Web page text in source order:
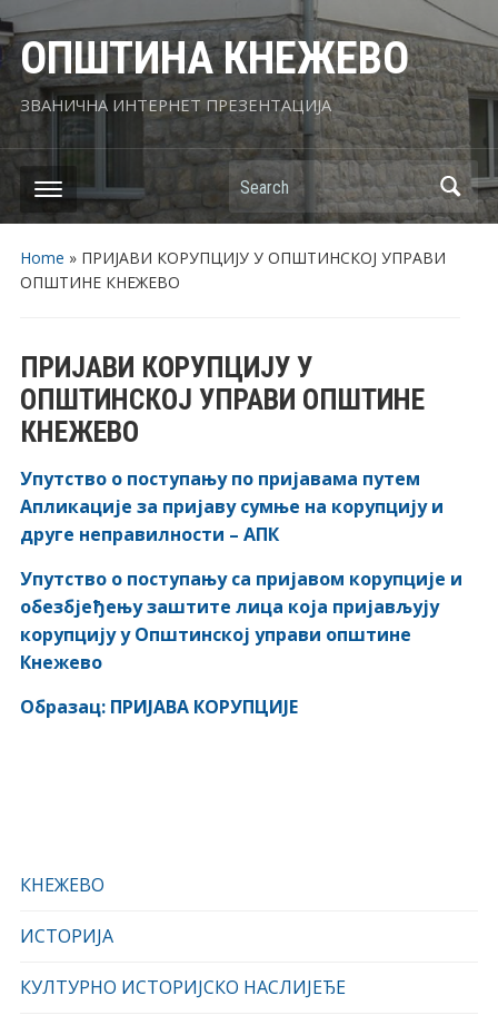
ОПШТИНА КНЕЖЕВО
ЗВАНИЧНА ИНТЕРНЕТ ПРЕЗЕНТАЦИЈА
Search
Home » ПРИЈАВИ КОРУПЦИЈУ У ОПШТИНСКОЈ УПРАВИ
ОПШТИНЕ КНЕЖЕВО
КНЕЖЕВО
ИСТОРИЈА
КУЛТУРНО ИСТОРИЈСКО НАСЛИЈЕЂЕ
ПРИЈАВИ КОРУПЦИЈУ У
ОПШТИНСКОЈ УПРАВИ ОПШТИНЕ
КНЕЖЕВО
Упутство о поступању по пријавама путем
Апликације за пријаву сумње на корупцију и
друге неправилности – АПК
Упутство о поступању са пријавом корупције и
обезбјеђењу заштите лица која пријављују
корупцију у Општинској управи општине
Кнежево
Образац: ПРИЈАВА КОРУПЦИЈЕ